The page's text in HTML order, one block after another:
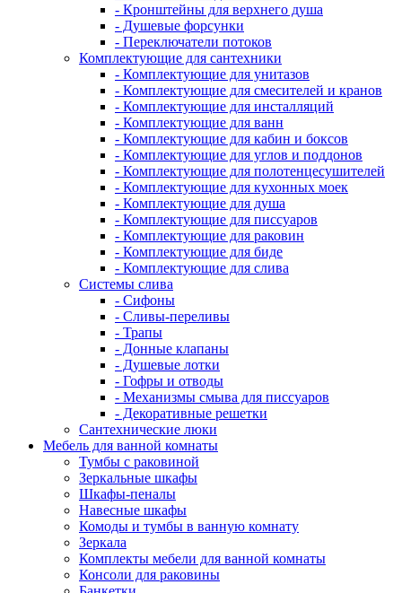
- Кронштейны для верхнего душа
- Душевые форсунки
- Переключатели потоков
Комплектующие для сантехники
- Комплектующие для унитазов
- Комплектующие для смесителей и кранов
- Комплектующие для инсталляций
- Комплектующие для ванн
- Комплектующие для кабин и боксов
- Комплектующие для углов и поддонов
- Комплектующие для полотенцесушителей
- Комплектующие для кухонных моек
- Комплектующие для душа
- Комплектующие для писсуаров
- Комплектующие для раковин
- Комплектующие для биде
- Комплектующие для слива
Системы слива
- Сифоны
- Сливы-переливы
- Трапы
- Донные клапаны
- Душевые лотки
- Гофры и отводы
- Механизмы смыва для писсуаров
- Декоративные решетки
Сантехнические люки
Мебель для ванной комнаты
Тумбы с раковиной
Зеркальные шкафы
Шкафы-пеналы
Навесные шкафы
Комоды и тумбы в ванную комнату
Зеркала
Комплекты мебели для ванной комнаты
Консоли для раковины